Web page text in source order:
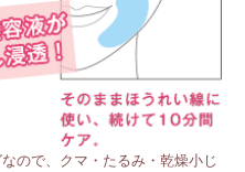
ので、クマ・たるみ・乾燥小じ